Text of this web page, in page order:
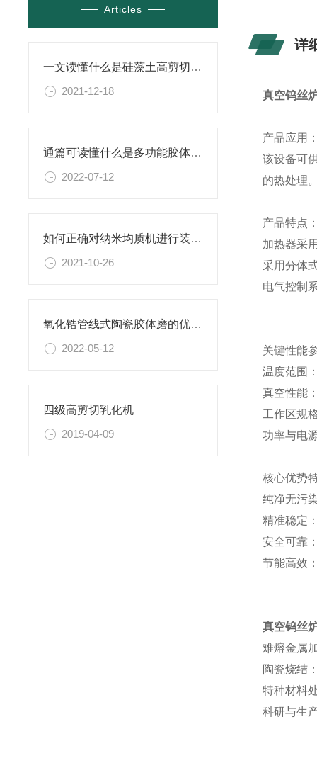
Articles
一文读懂什么是硅藻土高剪切乳化机以及该设备具有哪些优势？
2021-12-18
通篇可读懂什么是多功能胶体磨？
2022-07-12
如何正确对纳米均质机进行装配和拆卸？
2021-10-26
氧化锆管线式陶瓷胶体磨的优势你知道吗？
2022-05-12
四级高剪切乳化机
2019-04-09
详
真空钨丝
产品应用
该设备可
的热处理
产品特点
加热器采
采用分体
电气控制
关键性能
温度范围
真空性能
工作区规
功率与电
核心优势
纯净无污
精准稳定
安全可靠
节能高效
真空钨丝
难熔金属
陶瓷烧结
特种材料
科研与生